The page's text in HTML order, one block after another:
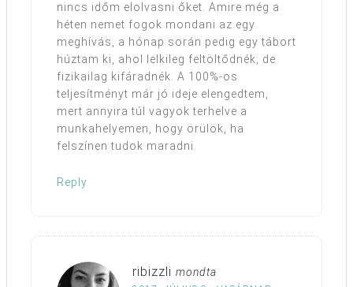
nincs időm elolvasni őket. Amire még a
héten nemet fogok mondani az egy
meghívás, a hónap során pedig egy tábort
húztam ki, ahol lelkileg feltöltődnék, de
fizikailag kifáradnék. A 100%-os
teljesítményt már jó ideje elengedtem,
mert annyira túl vagyok terhelve a
munkahelyemen, hogy örülök, ha
felszínen tudok maradni.
Reply
ribizzli mondta